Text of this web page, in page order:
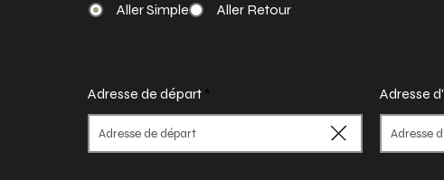
Aller Simple Aller Retour
Adresse de départ Adresse